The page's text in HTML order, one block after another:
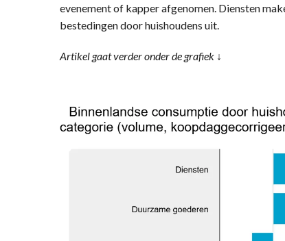
evenement of kapper afgenomen. Diensten
bestedingen door huishoudens uit.
Artikel gaat verder onder de grafiek ↓